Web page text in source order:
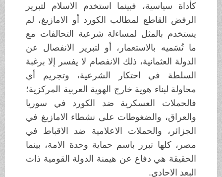
كأداة سياسية، فبينما استخدم الاسلام لتبرير
الرفض القاطع لمطالب الكورد أو الامازيغ، لم
يستخدم بالمثل لمساءلة شرعية التحالفات مع
ما تُسَميه بالاستعمار، أو لتبرير الانفصال عن
الدولة العثمانية، ذلك الانفصام لا يفسر إلا برغبة
السلطة في احتكار الشرعية، وتجريم أي
محاولة لبناء هوية خارج الهوية العربية المركزية؛
فالحملات العسكرية ضد الكورد في سوريا
والعراق، والضغوطات على نشطاء الامازيغ في
الجزائر، والحملات الاعلامية ضد الاقباط في
مصر، كلها تبرر باسم حماية وحدة الامة، بينما
الحقيقة هي دفاع عن هيمنة الدولة القومية ذات
البعد الاحادي.